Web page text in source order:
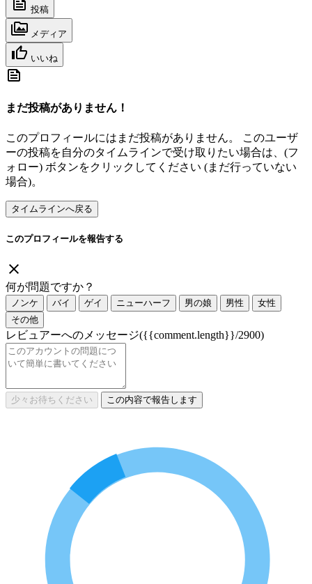
投稿
メディア
いいね
まだ投稿がありません！
このプロフィールにはまだ投稿がありません。 このユーザ
ーの投稿を自分のタイムラインで受け取りたい場合は、(フ
ォロー) ボタンをクリックしてください (まだ行っていない
場合)。
タイムラインへ戻る
このプロフィールを報告する
何が問題ですか？
ノンケ バイ ゲイ ニューハーフ 男の娘 男性
女性
その他
レビュアーへのメッセージ({{comment.length}}/2900)
少々お待ちください この内容で報告します